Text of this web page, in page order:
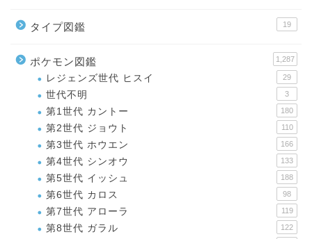
タイプ図鑑 19
ポケモン図鑑 1,287
レジェンズ世代 ヒスイ 29
世代不明 3
第1世代 カントー 180
第2世代 ジョウト 110
第3世代 ホウエン 166
第4世代 シンオウ 133
第5世代 イッシュ 188
第6世代 カロス 98
第7世代 アローラ 119
第8世代 ガラル 122